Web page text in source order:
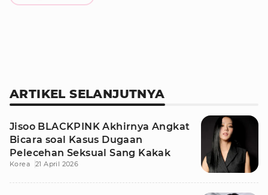
ARTIKEL SELANJUTNYA
Jisoo BLACKPINK Akhirnya Angkat
Bicara soal Kasus Dugaan
Pelecehan Seksual Sang Kakak
Korea 21 April 2026